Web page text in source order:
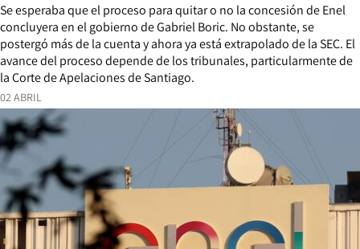
02 ABRIL
Se esperaba que el proceso para quitar o no la concesión de Enel
concluyera en el gobierno de Gabriel Boric. No obstante, se
postergó más de la cuenta y ahora ya está extrapolado de la SEC. El
avance del proceso depende de los tribunales, particularmente de
la Corte de Apelaciones de Santiago.